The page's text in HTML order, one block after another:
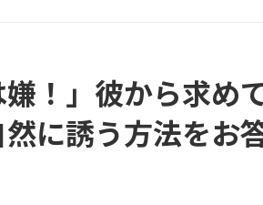
！」彼から求め
に誘う方法をお